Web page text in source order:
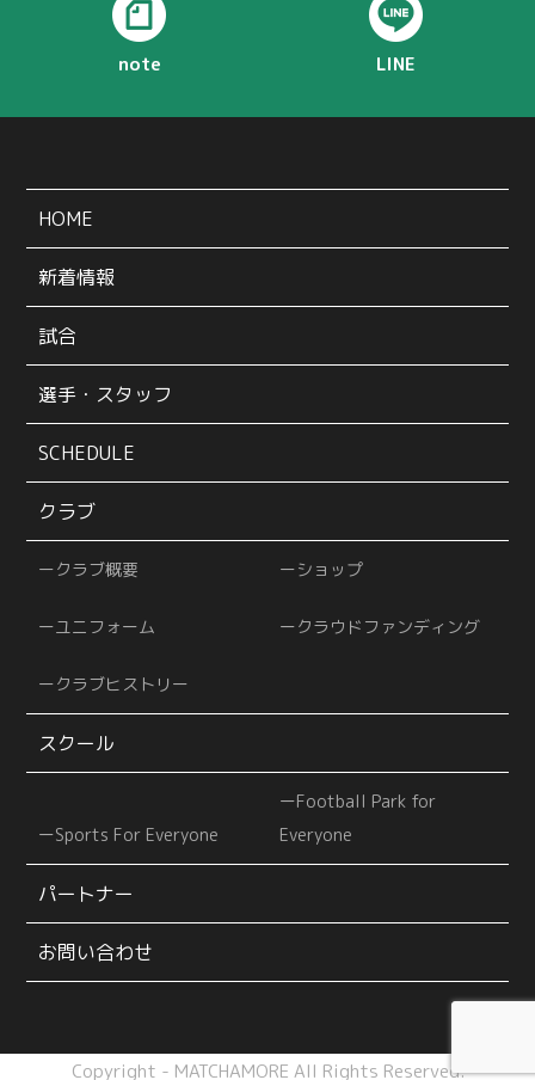
note LINE
HOME
新着情報
試合
選手・スタッフ
SCHEDULE
クラブ
クラブ概要 ショップ
ユニフォーム クラウドファンディング
クラブヒストリー
スクール
Sports For Everyone
Football Park for
Everyone
パートナー
お問い合わせ
Copyright - MATCHAMORE All Rights Reserved.